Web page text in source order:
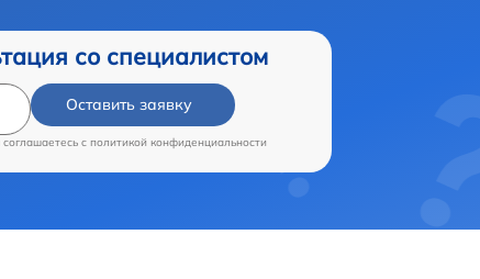
со специалистом
Оставить заявку
c политикой конфиденциальности